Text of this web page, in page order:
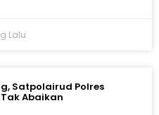
Lalu
Satpolairud Polres
Abaikan